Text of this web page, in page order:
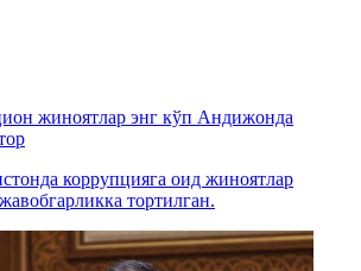
жиноятлар энг кўп Андижонда
коррупцияга оид жиноятлар
тортилган.